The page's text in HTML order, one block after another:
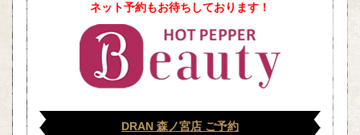
ネット予約もお待ちしております！
DRAN 森ノ宮店 ご予約